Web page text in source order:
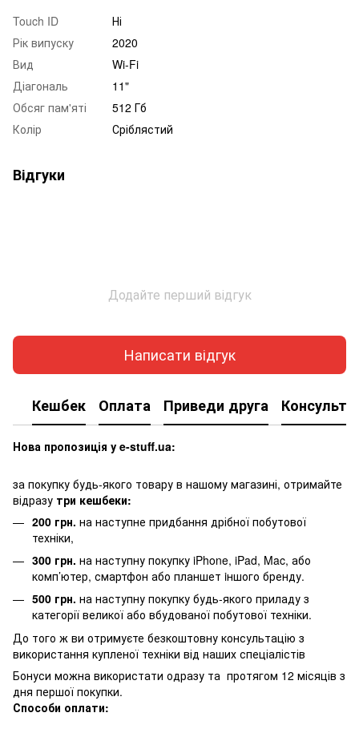
Touch ID
Ні
Рік випуску
2020
Вид
Wi-Fi
Діагональ
11"
Обсяг пам'яті
512 Гб
Колір
Сріблястий
Відгуки
Додайте перший відгук
Написати відгук
Кешбек Оплата Приведи друга
Нова пропозиція у e-stuff.ua:
за покупку будь-якого товару в нашому магазині, отримайте
відразу три кешбеки:
200 грн. на наступне придбання дрібної побутової
техніки,
300 грн. на наступну покупку iPhone, iPad, Mac, або
комп’ютер, смартфон або планшет iншого бренду.
500 грн. на наступну покупку будь-якого приладу з
категорії великої або вбудованої побутової техніки.
До того ж ви отримуєте безкоштовну консультацію з
використання купленої техніки від наших спеціалістів
Бонуси можна використати одразу та протягом 12 місяців з
дня першої покупки.
Способи оплати: